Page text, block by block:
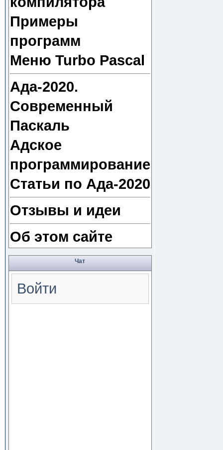
Примеры
программ
Меню Turbo Pascal
Ада-2020.
Современный
Паскаль
Адское
программирование
Статьи по Ада-2020
Отзывы и идеи
Об этом сайте
Чат
Войти